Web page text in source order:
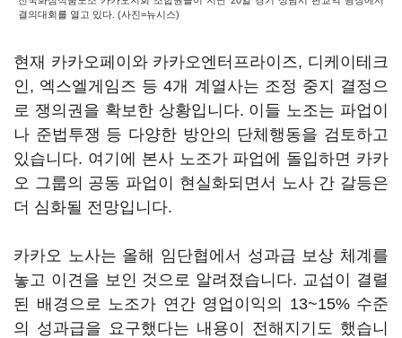
결의대회를 열고 있다. (사진=뉴시스)
현재 카카오페이와 카카오엔터프라이즈, 디케이테크
인, 엑스엘게임즈 등 4개 계열사는 조정 중지 결정으
로 쟁의권을 확보한 상황입니다. 이들 노조는 파업이
나 준법투쟁 등 다양한 방안의 단체행동을 검토하고
있습니다. 여기에 본사 노조가 파업에 돌입하면 카카
오 그룹의 공동 파업이 현실화되면서 노사 간 갈등은
더 심화될 전망입니다.
카카오 노사는 올해 임단협에서 성과급 보상 체계를
놓고 이견을 보인 것으로 알려졌습니다. 교섭이 결렬
된 배경으로 노조가 연간 영업이익의 13~15% 수준
의 성과급을 요구했다는 내용이 전해지기도 했습니